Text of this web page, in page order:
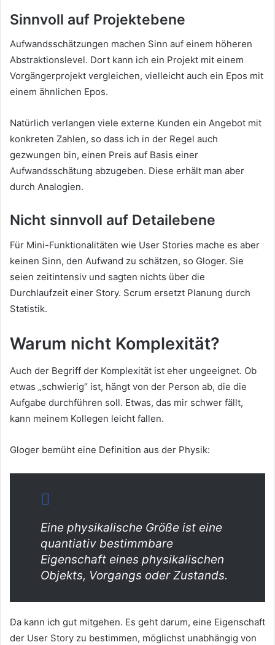
Sinnvoll auf Projektebene
Aufwandsschätzungen machen Sinn auf einem höheren
Abstraktionslevel. Dort kann ich ein Projekt mit einem
Vorgängerprojekt vergleichen, vielleicht auch ein Epos mit
einem ähnlichen Epos.
Natürlich verlangen viele externe Kunden ein Angebot mit
konkreten Zahlen, so dass ich in der Regel auch
gezwungen bin, einen Preis auf Basis einer
Aufwandsschätung abzugeben. Diese erhält man aber
durch Analogien.
Nicht sinnvoll auf Detailebene
Für Mini-Funktionalitäten wie User Stories mache es aber
keinen Sinn, den Aufwand zu schätzen, so Gloger. Sie
seien zeitintensiv und sagten nichts über die
Durchlaufzeit einer Story. Scrum ersetzt Planung durch
Statistik.
Warum nicht Komplexität?
Auch der Begriff der Komplexität ist eher ungeeignet. Ob
etwas „schwierig“ ist, hängt von der Person ab, die die
Aufgabe durchführen soll. Etwas, das mir schwer fällt,
kann meinem Kollegen leicht fallen.
Gloger bemüht eine Definition aus der Physik:
Eine physikalische Größe ist eine
quantiativ bestimmbare
Eigenschaft eines physikalischen
Objekts, Vorgangs oder Zustands.
Da kann ich gut mitgehen. Es geht darum, eine Eigenschaft
der User Story zu bestimmen, möglichst unabhängig von